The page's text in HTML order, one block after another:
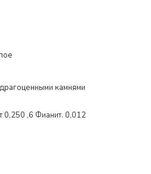
камнями
0,250 ,6 Фианит. 0,012